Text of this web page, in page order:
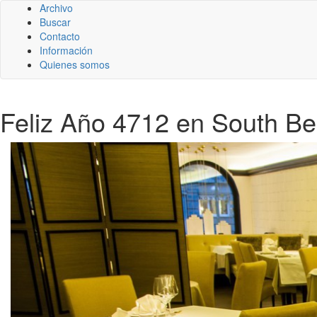
Archivo
Buscar
Contacto
Información
Quienes somos
Feliz Año 4712 en South